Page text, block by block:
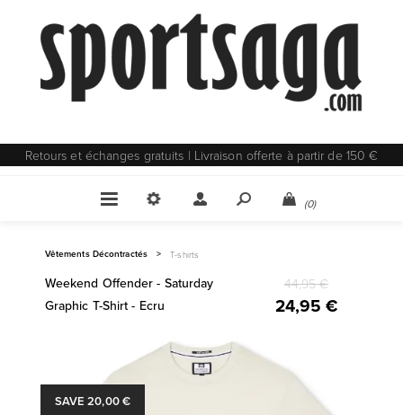
Retours et échanges gratuits | Livraison offerte à partir de 150 €
(0)
Vêtements Décontractés > T-shirts
Weekend Offender - Saturday
Graphic T-Shirt - Ecru
44,95 €
24,95 €
SAVE 20,00 €